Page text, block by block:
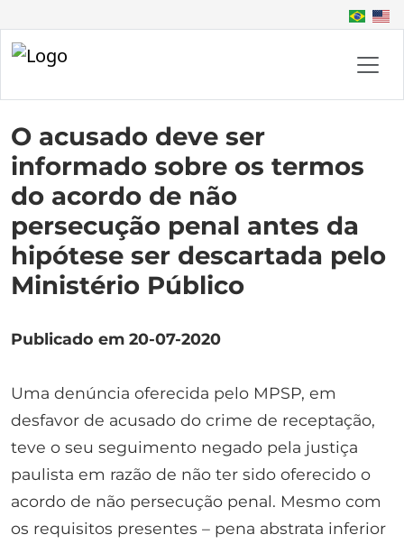
O acusado deve ser
informado sobre os termos
do acordo de não
persecução penal antes da
hipótese ser descartada pelo
Ministério Público
Publicado em 20-07-2020
Uma denúncia oferecida pelo MPSP, em
desfavor de acusado do crime de receptação,
teve o seu seguimento negado pela justiça
paulista em razão de não ter sido oferecido o
acordo de não persecução penal. Mesmo com
os requisitos presentes – pena abstrata inferior